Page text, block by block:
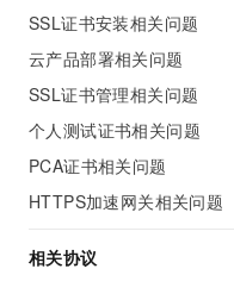
SSL证书安装相关问题
云产品部署相关问题
SSL证书管理相关问题
个人测试证书相关问题
PCA证书相关问题
HTTPS加速网关相关问题
相关协议